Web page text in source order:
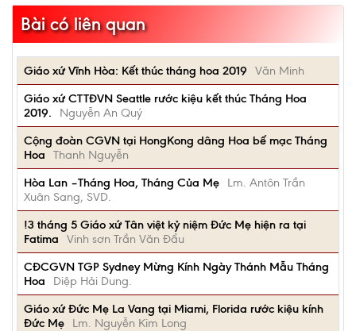
Bài có liên quan
Giáo xứ Vĩnh Hòa: Kết thúc tháng hoa 2019
Văn Minh
Giáo xứ CTTĐVN Seattle rước kiệu kết thúc Tháng Hoa
2019.
Nguyễn An Quý
Cộng đoàn CGVN tại HongKong dâng Hoa bế mạc Tháng
Hoa
Thanh Nguyễn
Hòa Lan –Tháng Hoa, Tháng Của Mẹ
Lm. Antôn Trần
Xuân Sang, SVD.
!3 tháng 5 Giáo xứ Tân việt kỷ niệm Đức Mẹ hiện ra tại
Fatima
Vinh sơn Trần Văn Đẩu
CĐCGVN TGP Sydney Mừng Kính Ngày Thánh Mẫu Tháng
Hoa
Diệp Hải Dung.
Giáo xứ Đức Mẹ La Vang tại Miami, Florida rước kiệu kính
Đức Mẹ
Lm. Nguyễn Kim Long